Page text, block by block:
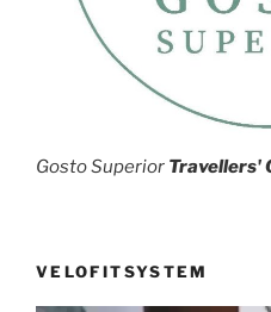
Gosto Superior Travellers'
VELOFITSYSTEM